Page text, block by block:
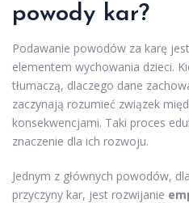
powody kar?
Podawanie powodów za karę
elementem wychowania dzieci.
tłumaczą, dlaczego dane
zaczynają rozumieć związek
konsekwencjami. Taki proces
znaczenie dla ich rozwoju.
Jednym z głównych powodów,
przyczyny kar, jest rozwijanie